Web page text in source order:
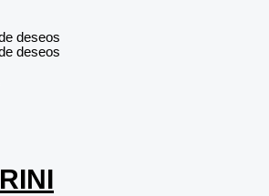
deseos
deseos